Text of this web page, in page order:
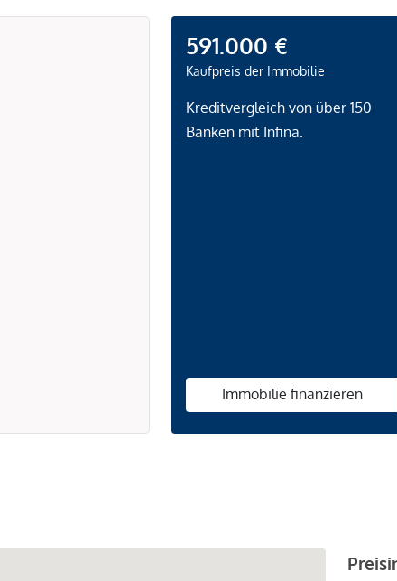
591.000 €
Kaufpreis der Immobilie
Kreditvergleich von über 150
Banken mit Infina.
Immobilie finanzieren